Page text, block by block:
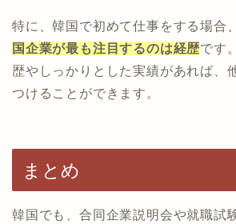
特に、韓国で初めて仕事をする場合、
国企業が最も注目するのは経歴です
歴やしっかりとした実績があれば、
つけることができます。
まとめ
韓国でも、合同企業説明会や就職試